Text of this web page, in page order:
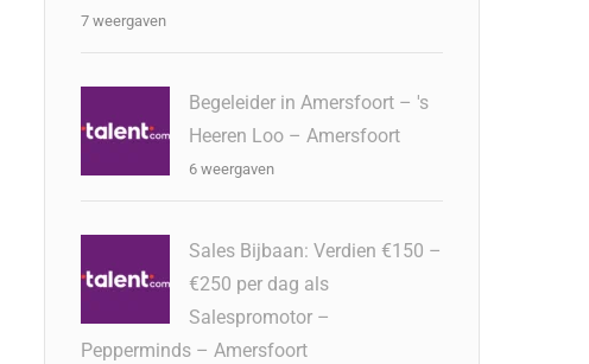
7 weergaven
Begeleider in Amersfoort – 's
Heeren Loo – Amersfoort
6 weergaven
Sales Bijbaan: Verdien €150 –
€250 per dag als
Salespromotor –
Pepperminds – Amersfoort